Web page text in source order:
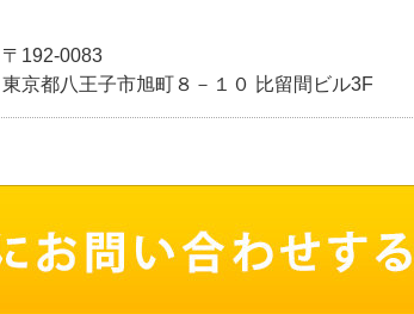
〒192-0083
東京都八王子市旭町８－１０ 比留間ビル3F